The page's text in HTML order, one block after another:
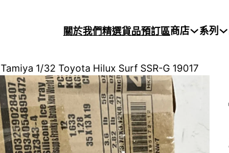
關於我們精選貨品預訂區商店 系列
Tamiya 1/32 Toyota Hilux Surf SSR-G 19017